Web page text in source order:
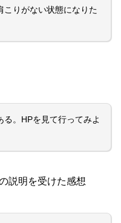
こりがない状態になりた
。HPを見て行ってみよ
説明を受けた感想